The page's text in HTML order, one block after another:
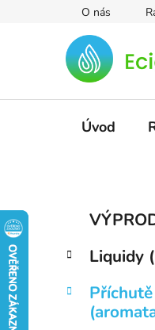
O nás
Úvod
s
r
Přeskočit
kategorie
e
o
Liquidy